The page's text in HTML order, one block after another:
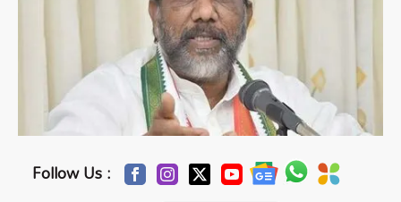
Follow Us :